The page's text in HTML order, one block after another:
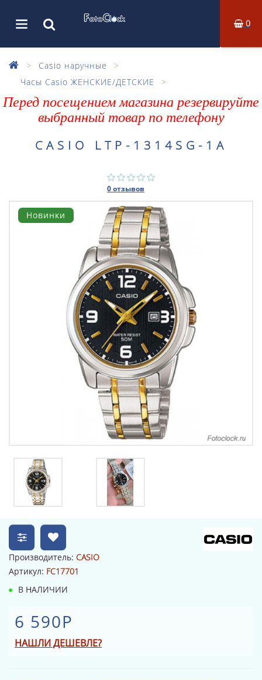
0
Casio наручные
Часы Casio ЖЕНСКИЕ/ДЕТСКИЕ
Перед посещением магазина резервируйте
выбранный товар по телефону
CASIO LTP-1314SG-1A
0 отзывов
Новинки
Производитель: CASIO
Артикул: FC17701
В НАЛИЧИИ
6 590Р
НАШЛИ ДЕШЕВЛЕ?